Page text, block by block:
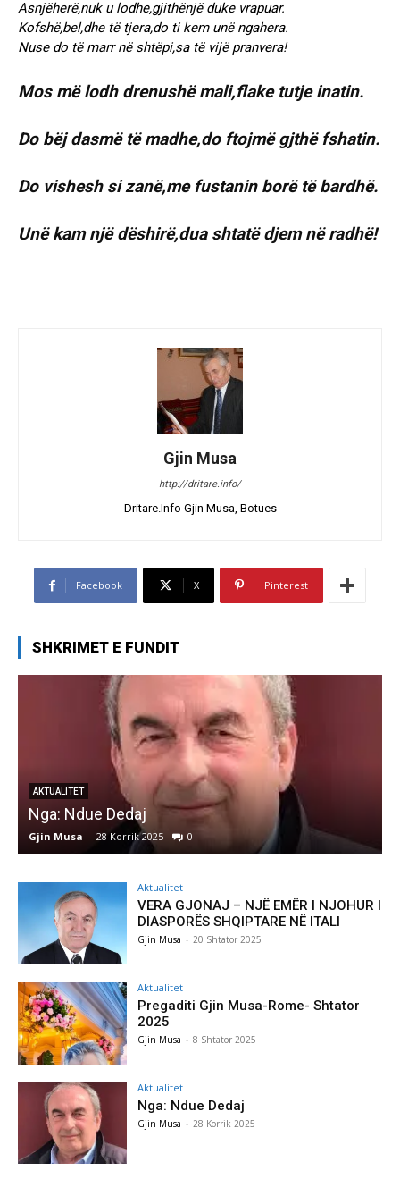
Asnjëherë,nuk u lodhe,gjithënjë duke vrapuar.
Kofshë,bel,dhe të tjera,do ti kem unë ngahera.
Nuse do të marr në shtëpi,sa të vijë pranvera!
Mos më lodh drenushë mali,flake tutje inatin.
Do bëj dasmë të madhe,do ftojmë gjthë fshatin.
Do vishesh si zanë,me fustanin borë të bardhë.
Unë kam një dëshirë,dua shtatë djem në radhë!
Gjin Musa
http://dritare.info/
Dritare.Info Gjin Musa, Botues
Facebook X Pinterest
SHKRIMET E FUNDIT
AKTUALITET
Nga: Ndue Dedaj
Gjin Musa - 28 Korrik 2025 0
Aktualitet
VERA GJONAJ – NJË EMËR I NJOHUR I
DIASPORËS SHQIPTARE NË ITALI
Gjin Musa - 20 Shtator 2025
Aktualitet
Pregaditi Gjin Musa-Rome- Shtator
2025
Gjin Musa - 8 Shtator 2025
Aktualitet
Nga: Ndue Dedaj
Gjin Musa - 28 Korrik 2025